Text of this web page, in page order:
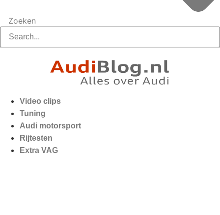
Zoeken
Video clips
Tuning
Audi motorsport
Rijtesten
Extra VAG